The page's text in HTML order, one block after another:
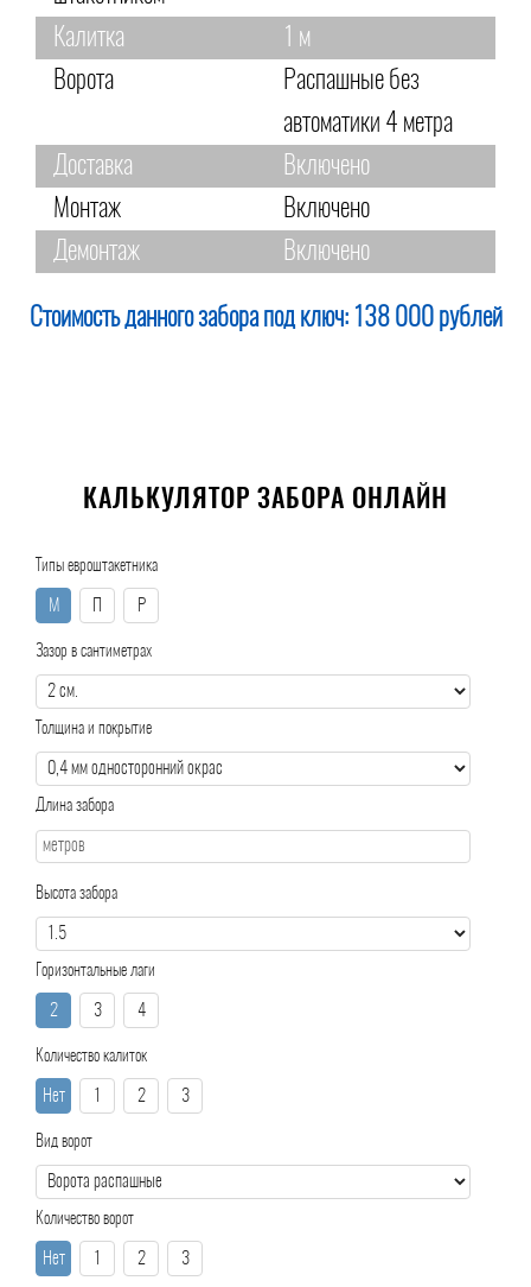
Калитка
1 м
Ворота
Распашные без
автоматики 4 метра
Доставка
Включено
Монтаж
Включено
Демонтаж
Включено
Стоимость данного забора под ключ: 138 000 рублей
КАЛЬКУЛЯТОР ЗАБОРА ОНЛАЙН
Типы евроштакетника
М Р
Зазор в сантиметрах
Толщина и покрытие
Длина забора
Высота забора
Горизонтальные лаги
2 3 4
Количество калиток
Нет 1 2 3
Вид ворот
Количество ворот
Нет 1 2 3